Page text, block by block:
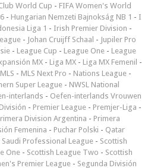
World Cup - FIFA Women's World
- Hungarian Nemzeti Bajnokság NB 1 - I
Liga 1 - Irish Premier Division -
- Johan Cruijff Schaal - Jupiler Pro
- League Cup - League One - League
MX - Liga MX - Liga MX Femenil -
MLS - MLS Next Pro - Nations League -
Super League - NWSL National
interlands - Oefen-interlands Vrouwen
- Premier League - Premjer-Liga -
Division Argentina - Primera
Femenina - Puchar Polski - Qatar
Saudi Professional League - Scottish
One - Scottish League Two - Scottish
Premier League - Segunda División